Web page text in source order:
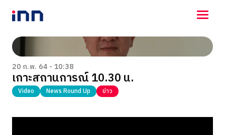
NEWS
ENTERTAINMENT
LIFESTYLE
HOROSCOPE
VIDEO
20 ก.พ. 64 - 10:38
เกาะสถานการณ์ 10.30 น.
Video News Round Up ข่าว